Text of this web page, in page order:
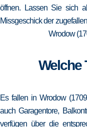
öffnen. Lassen Sie sich
Missgeschick der
Wrodow
Welche
Es fallen in Wrodow
auch Garagentore,
verfügen über die